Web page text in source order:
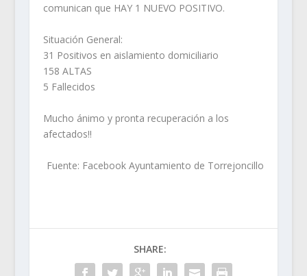
comunican que HAY 1 NUEVO POSITIVO.
Situación General:
31 Positivos en aislamiento domiciliario
158 ALTAS
5 Fallecidos
Mucho ánimo y pronta recuperación a los
afectados!!
Fuente: Facebook Ayuntamiento de Torrejoncillo
SHARE: